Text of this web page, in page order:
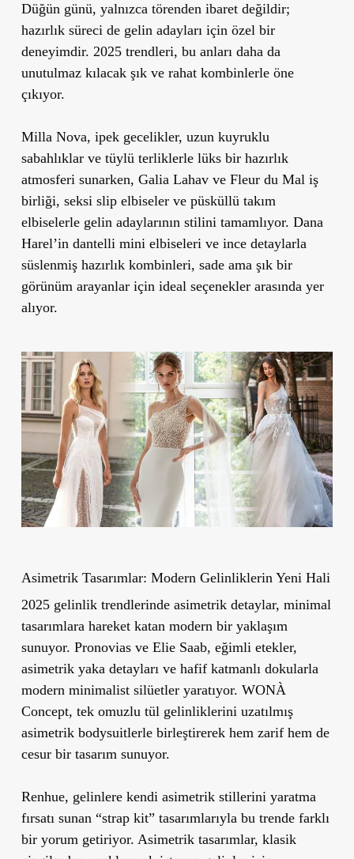
Düğün günü, yalnızca törenden ibaret değildir;
hazırlık süreci de gelin adayları için özel bir
deneyimdir. 2025 trendleri, bu anları daha da
unutulmaz kılacak şık ve rahat kombinlerle öne
çıkıyor.
Milla Nova, ipek gecelikler, uzun kuyruklu
sabahlıklar ve tüylü terliklerle lüks bir hazırlık
atmosferi sunarken, Galia Lahav ve Fleur du Mal iş
birliği, seksi slip elbiseler ve püsküllü takım
elbiselerle gelin adaylarının stilini tamamlıyor. Dana
Harel’in dantelli mini elbiseleri ve ince detaylarla
süslenmiş hazırlık kombinleri, sade ama şık bir
görünüm arayanlar için ideal seçenekler arasında yer
alıyor.
Asimetrik Tasarımlar: Modern Gelinliklerin Yeni Hali
2025 gelinlik trendlerinde asimetrik detaylar, minimal
tasarımlara hareket katan modern bir yaklaşım
sunuyor. Pronovias ve Elie Saab, eğimli etekler,
asimetrik yaka detayları ve hafif katmanlı dokularla
modern minimalist silüetler yaratıyor. WONÀ
Concept, tek omuzlu tül gelinliklerini uzatılmış
asimetrik bodysuitlerle birleştirerek hem zarif hem de
cesur bir tasarım sunuyor.
Renhue, gelinlere kendi asimetrik stillerini yaratma
fırsatı sunan “strap kit” tasarımlarıyla bu trende farklı
bir yorum getiriyor. Asimetrik tasarımlar, klasik